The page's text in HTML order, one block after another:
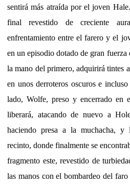
sentirá más atraída por el joven
final revestido de creciente
enfrentamiento entre el farero y el
en un episodio dotado de gran
la mano del primero, adquirirá tintes
en unos derroteros oscuros e
lado, Wolfe, preso y encerrado en
liberará, atacando de nuevo a
haciendo presa a la muchacha, y
recinto, donde finalmente se
fragmento este, revestido de
las manos con el bombardeo del